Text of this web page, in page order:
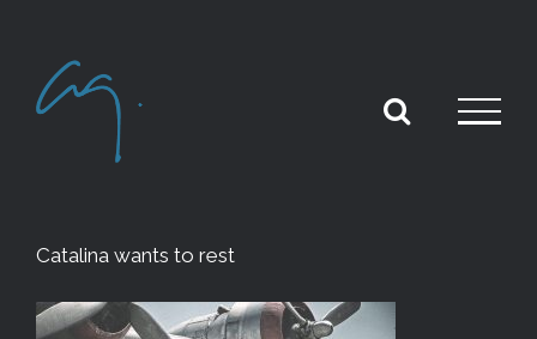
content
Catalina wants to rest